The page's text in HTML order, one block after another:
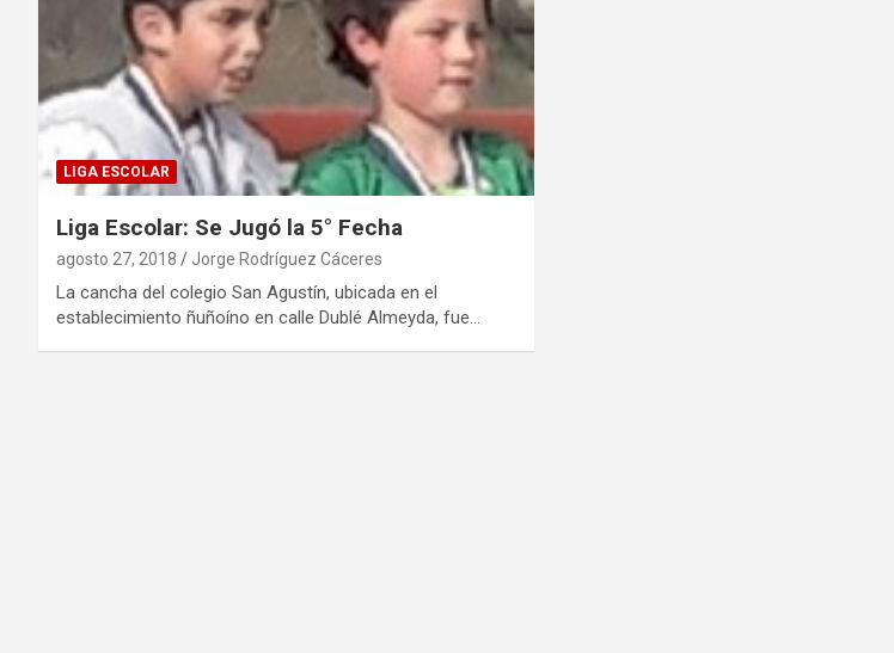
LIGA ESCOLAR
Liga Escolar: Se Jugó la 5° Fecha
agosto 27, 2018 Jorge Rodríguez Cáceres
La cancha del colegio San Agustín, ubicada en el
establecimiento ñuñoíno en calle Dublé Almeyda, fue…